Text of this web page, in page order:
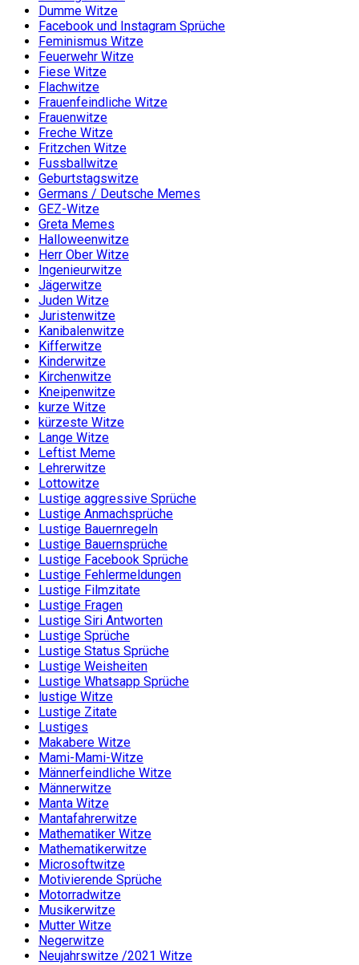
Dumme Witze
Facebook und Instagram Sprüche
Feminismus Witze
Feuerwehr Witze
Fiese Witze
Flachwitze
Frauenfeindliche Witze
Frauenwitze
Freche Witze
Fritzchen Witze
Fussballwitze
Geburtstagswitze
Germans / Deutsche Memes
GEZ-Witze
Greta Memes
Halloweenwitze
Herr Ober Witze
Ingenieurwitze
Jägerwitze
Juden Witze
Juristenwitze
Kanibalenwitze
Kifferwitze
Kinderwitze
Kirchenwitze
Kneipenwitze
kurze Witze
kürzeste Witze
Lange Witze
Leftist Meme
Lehrerwitze
Lottowitze
Lustige aggressive Sprüche
Lustige Anmachsprüche
Lustige Bauernregeln
Lustige Bauernsprüche
Lustige Facebook Sprüche
Lustige Fehlermeldungen
Lustige Filmzitate
Lustige Fragen
Lustige Siri Antworten
Lustige Sprüche
Lustige Status Sprüche
Lustige Weisheiten
Lustige Whatsapp Sprüche
lustige Witze
Lustige Zitate
Lustiges
Makabere Witze
Mami-Mami-Witze
Männerfeindliche Witze
Männerwitze
Manta Witze
Mantafahrerwitze
Mathematiker Witze
Mathematikerwitze
Microsoftwitze
Motivierende Sprüche
Motorradwitze
Musikerwitze
Mutter Witze
Negerwitze
Neujahrswitze /2021 Witze